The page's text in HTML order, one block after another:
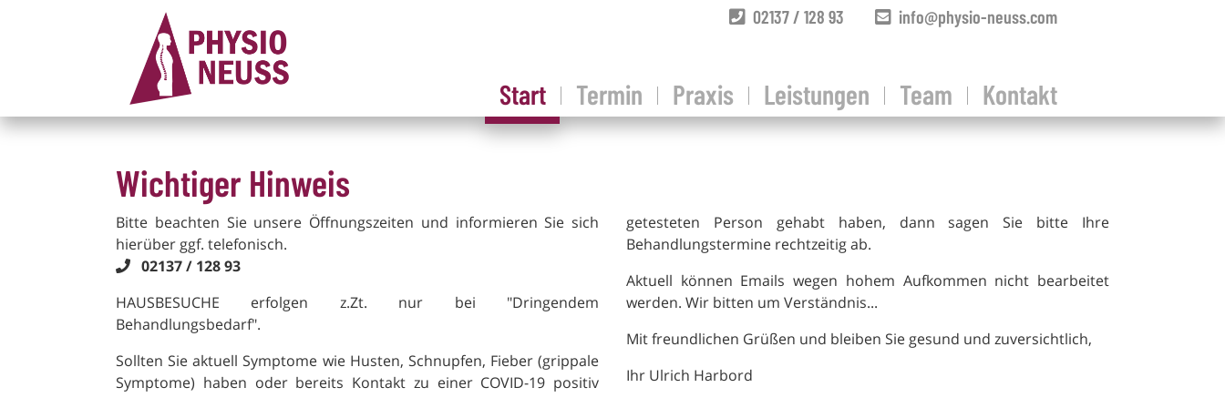
02137 / 128 93 info@physio-neuss.com
Start Termin Praxis Leistungen Team Kontakt
Wichtiger Hinweis
Bitte beachten Sie unsere Öffnungszeiten und informieren Sie sich
hierüber ggf. telefonisch.
02137 / 128 93
HAUSBESUCHE erfolgen z.Zt. nur bei "Dringendem
Behandlungsbedarf".
Sollten Sie aktuell Symptome wie Husten, Schnupfen, Fieber (grippale
Symptome) haben oder bereits Kontakt zu einer COVID-19 positiv
getesteten Person gehabt haben, dann sagen Sie bitte Ihre
Behandlungstermine rechtzeitig ab.
Aktuell können Emails wegen hohem Aufkommen nicht bearbeitet
werden. Wir bitten um Verständnis...
Mit freundlichen Grüßen und bleiben Sie gesund und zuversichtlich,
Ihr Ulrich Harbord